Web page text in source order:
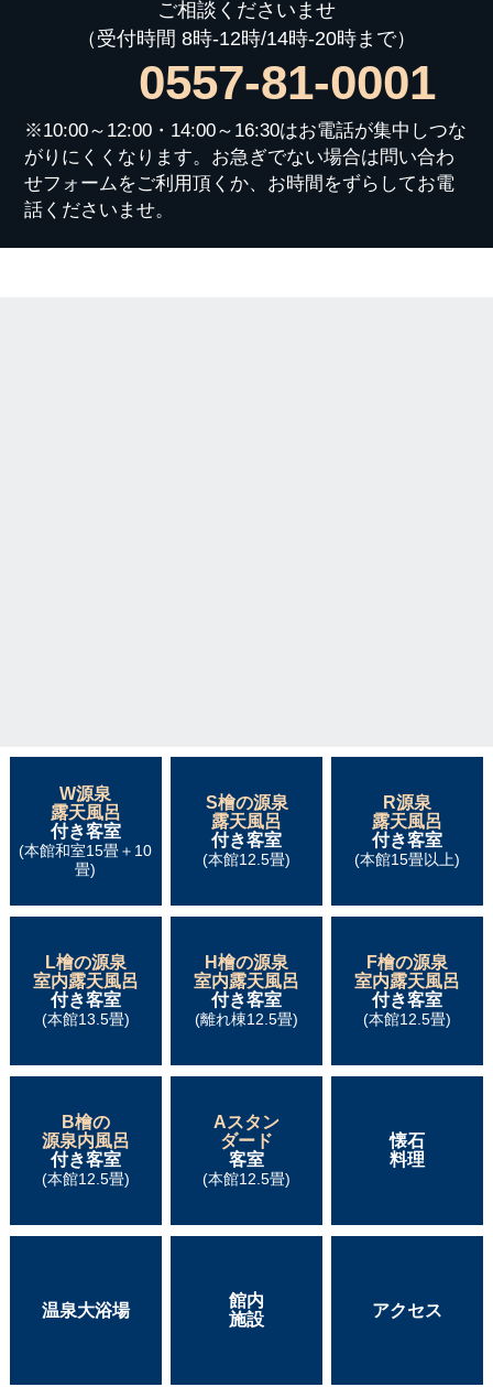
ご相談くださいませ
（受付時間 8時-12時/14時-20時まで）
0557-81-0001
※10:00～12:00・14:00～16:30はお電話が集中しつな
がりにくくなります。お急ぎでない場合は問い合わ
せフォームをご利用頂くか、お時間をずらしてお電
話くださいませ。
W源泉
露天風呂
付き客室
(本館和室15畳＋10
畳)
S檜の源泉
露天風呂
付き客室
(本館12.5畳)
R源泉
露天風呂
付き客室
(本館15畳以上)
L檜の源泉
室内露天風呂
付き客室
(本館13.5畳)
H檜の源泉
室内露天風呂
付き客室
(離れ棟12.5畳)
F檜の源泉
室内露天風呂
付き客室
(本館12.5畳)
B檜の
源泉内風呂
付き客室
(本館12.5畳)
Aスタン
ダード
客室
(本館12.5畳)
懐石
料理
温泉大浴場
館内
施設
アクセス